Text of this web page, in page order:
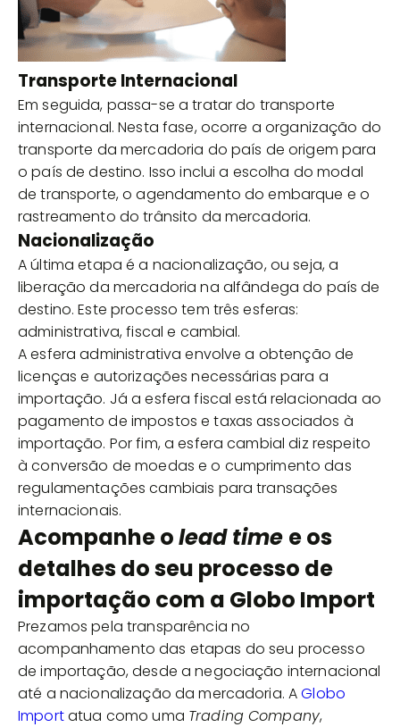
Transporte Internacional
Em seguida, passa-se a tratar do transporte
internacional. Nesta fase, ocorre a organização do
transporte da mercadoria do país de origem para
o país de destino. Isso inclui a escolha do modal
de transporte, o agendamento do embarque e o
rastreamento do trânsito da mercadoria.
Nacionalização
A última etapa é a nacionalização, ou seja, a
liberação da mercadoria na alfândega do país de
destino. Este processo tem três esferas:
administrativa, fiscal e cambial.
A esfera administrativa envolve a obtenção de
licenças e autorizações necessárias para a
importação. Já a esfera fiscal está relacionada ao
pagamento de impostos e taxas associados à
importação. Por fim, a esfera cambial diz respeito
à conversão de moedas e o cumprimento das
regulamentações cambiais para transações
internacionais.
Acompanhe olead time eos
detalhes do seu processo de
importação com a Globo Import
Prezamos pela transparência no
acompanhamento das etapas do seu processo
de importação, desde a negociação internacional
até a nacionalização da mercadoria. AGlobo
Importatua como uma Trading Company,